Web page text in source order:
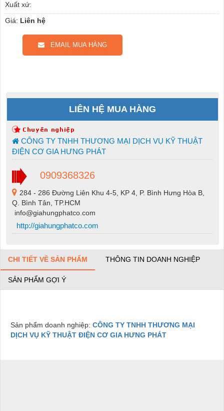
Xuất xứ:
Giá: Liên hệ
EMAIL MUA HÀNG
LIÊN HỆ MUA HÀNG
CÔNG TY TNHH THƯƠNG MẠI DỊCH VỤ KỸ THUẬT
ĐIỆN CƠ GIA HƯNG PHÁT
0909368326
284 - 286 Đường Liên Khu 4-5, KP 4, P. Bình Hưng Hòa B,
Q. Bình Tân, TP.HCM
info@giahungphatco.com
http://giahungphatco.com
CHI TIẾT VỀ SẢN PHẨM THÔNG TIN DOANH NGHIỆP
SẢN PHẨM GỢI Ý
Sản phẩm doanh nghiệp: CÔNG TY TNHH THƯƠNG MẠI
DỊCH VỤ KỸ THUẬT ĐIỆN CƠ GIA HƯNG PHÁT